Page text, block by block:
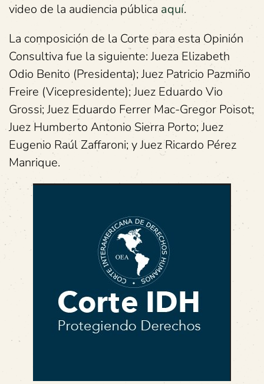
video de la audiencia pública aquí.
La composición de la Corte para esta Opinión
Consultiva fue la siguiente: Jueza Elizabeth
Odio Benito (Presidenta); Juez Patricio Pazmiño
Freire (Vicepresidente); Juez Eduardo Vio
Grossi; Juez Eduardo Ferrer Mac-Gregor Poisot;
Juez Humberto Antonio Sierra Porto; Juez
Eugenio Raúl Zaffaroni; y Juez Ricardo Pérez
Manrique.